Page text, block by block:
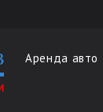
Аренда авто